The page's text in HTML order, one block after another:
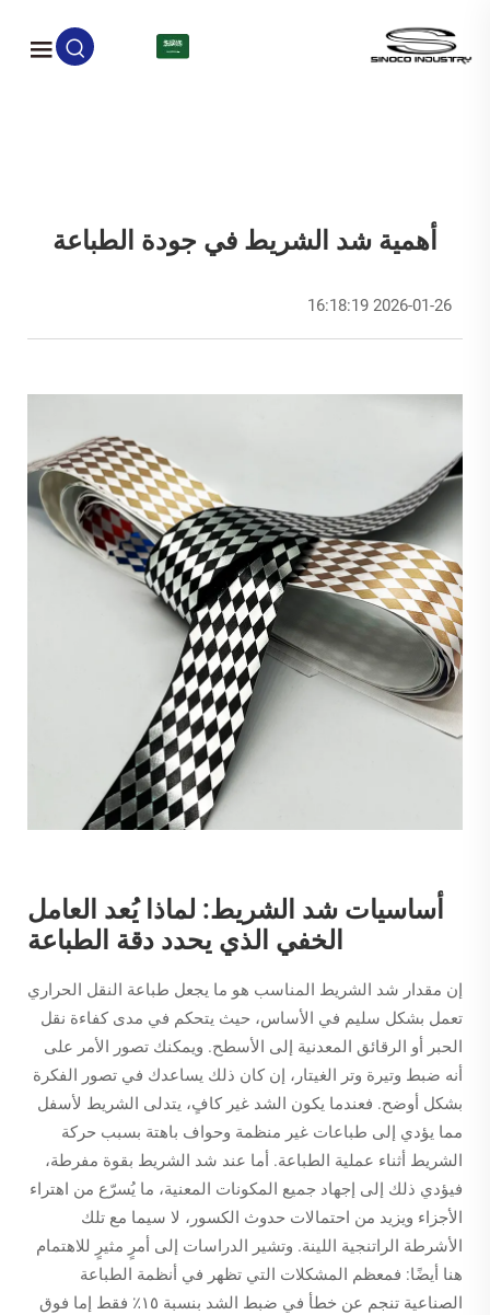
أهمية شد الشريط في جودة الطباعة
2026-01-26 16:18:19
أساسيات شد الشريط: لماذا يُعد العامل
الخفي الذي يحدد دقة الطباعة
إن مقدار شد الشريط المناسب هو ما يجعل طباعة النقل الحراري
تعمل بشكل سليم في الأساس، حيث يتحكم في مدى كفاءة نقل
الحبر أو الرقائق المعدنية إلى الأسطح. ويمكنك تصور الأمر على
أنه ضبط وتيرة وتر الغيتار، إن كان ذلك يساعدك في تصور الفكرة
بشكل أوضح. فعندما يكون الشد غير كافٍ، يتدلى الشريط لأسفل
مما يؤدي إلى طباعات غير منظمة وحواف باهتة بسبب حركة
الشريط أثناء عملية الطباعة. أما عند شد الشريط بقوة مفرطة،
فيؤدي ذلك إلى إجهاد جميع المكونات المعنية، ما يُسرّع من اهتراء
الأجزاء ويزيد من احتمالات حدوث الكسور، لا سيما مع تلك
الأشرطة الراتنجية اللينة. وتشير الدراسات إلى أمرٍ مثيرٍ للاهتمام
هنا أيضًا: فمعظم المشكلات التي تظهر في أنظمة الطباعة
الصناعية تنجم عن خطأ في ضبط الشد بنسبة ١٥٪ فقط إما فوق